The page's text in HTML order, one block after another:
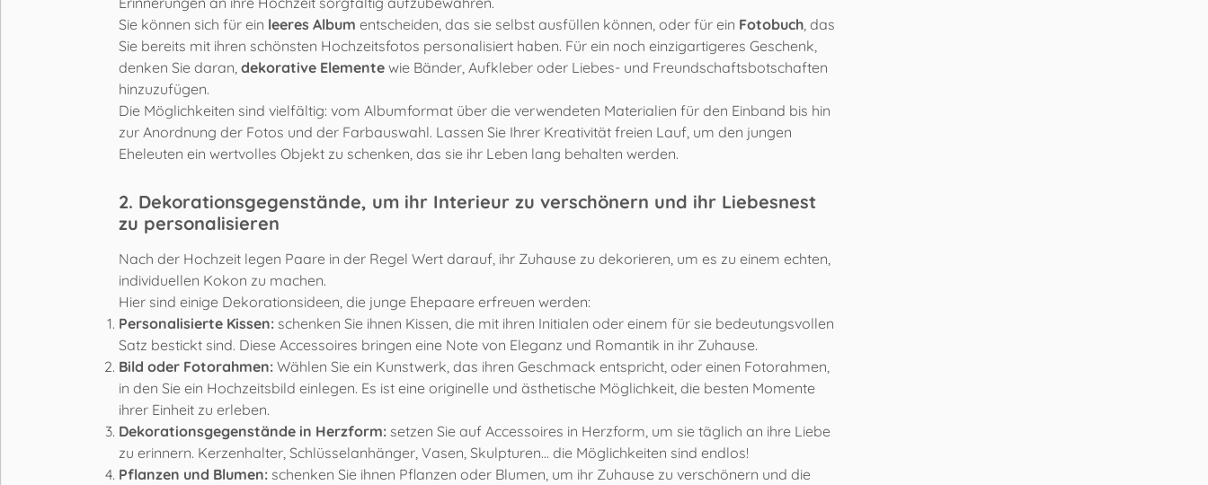
Sie können sich für ein leeres Album entscheiden, das sie selbst ausfüllen können, oder für ein Fotobuch , das
Sie bereits mit ihren schönsten Hochzeitsfotos personalisiert haben. Für ein noch einzigartigeres Geschenk,
denken Sie daran, dekorative Elemente wie Bänder, Aufkleber oder Liebes- und Freundschaftsbotschaften
hinzuzufügen.
Die Möglichkeiten sind vielfältig: vom Albumformat über die verwendeten Materialien für den Einband bis hin
zur Anordnung der Fotos und der Farbauswahl. Lassen Sie Ihrer Kreativität freien Lauf, um den jungen
Eheleuten ein wertvolles Objekt zu schenken, das sie ihr Leben lang behalten werden.
2. Dekorationsgegenstände, um ihr Interieur zu verschönern und ihr Liebesnest
zu personalisieren
Nach der Hochzeit legen Paare in der Regel Wert darauf, ihr Zuhause zu dekorieren, um es zu einem echten,
individuellen Kokon zu machen.
Hier sind einige Dekorationsideen, die junge Ehepaare erfreuen werden:
Personalisierte Kissen: schenken Sie ihnen Kissen, die mit ihren Initialen oder einem für sie bedeutungsvollen
Satz bestickt sind. Diese Accessoires bringen eine Note von Eleganz und Romantik in ihr Zuhause.
Bild oder Fotorahmen: Wählen Sie ein Kunstwerk, das ihren Geschmack entspricht, oder einen Fotorahmen,
in den Sie ein Hochzeitsbild einlegen. Es ist eine originelle und ästhetische Möglichkeit, die besten Momente
ihrer Einheit zu erleben.
Dekorationsgegenstände in Herzform: setzen Sie auf Accessoires in Herzform, um sie täglich an ihre Liebe
zu erinnern. Kerzenhalter, Schlüsselanhänger, Vasen, Skulpturen... die Möglichkeiten sind endlos!
Pflanzen und Blumen: schenken Sie ihnen Pflanzen oder Blumen, um ihr Zuhause zu verschönern und die